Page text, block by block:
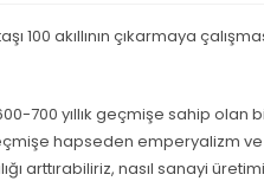
100 akıllının çıkarmaya
700 yıllık geçmişe sahip olan
hapseden emperyalizm ve
arttırabiliriz, nasıl sanayi